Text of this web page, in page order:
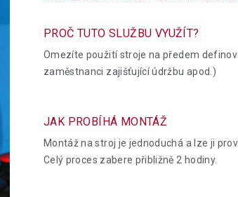
PROČ TUTO SLUŽBU VYUŽÍT?
Omezíte použití stroje na předem
zaměstnanci zajišťující údržbu apod.)
JAK PROBÍHÁ MONTÁŽ
Montáž na stroj je jednoduchá a lze ji
Celý proces zabere přibližně 2 hodiny.